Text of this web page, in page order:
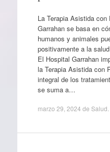
La Terapia Asistida
Garrahan se basa en
humanos y animales
positivamente a la
El Hospital Garrahan
la Terapia Asistida con
integral de los
se suma a…
marzo 29, 2024 de Salud